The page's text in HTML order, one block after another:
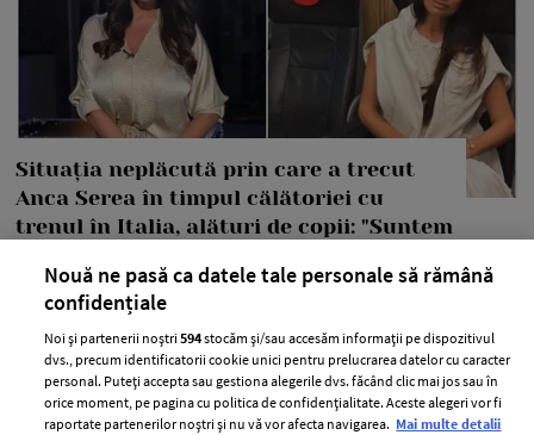
Situația neplăcută prin care a trecut
Anca Serea în timpul călătoriei cu
trenul în Italia, alături de copii: "Suntem
PEOPLE 06 august 2026
Anca Serea a povestit pe rețelele de socializare o situație
extrem de neplăcută prin care ea și copiii ei au trecut.
+ MAI MULTE
Nouă ne pasă ca datele tale personale să rămână
confidențiale
Noi și partenerii noștri594stocăm și/sau accesăm informații pe dispozitivul
dvs., precum identificatorii cookie unici pentru prelucrarea datelor cu caracter
personal. Puteți accepta sau gestiona alegerile dvs. făcând clic mai jos sau în
orice moment, pe pagina cu politica de confidențialitate. Aceste alegeri vor fi
raportate partenerilor noștri și nu vă vor afecta navigarea. Mai multe detalii